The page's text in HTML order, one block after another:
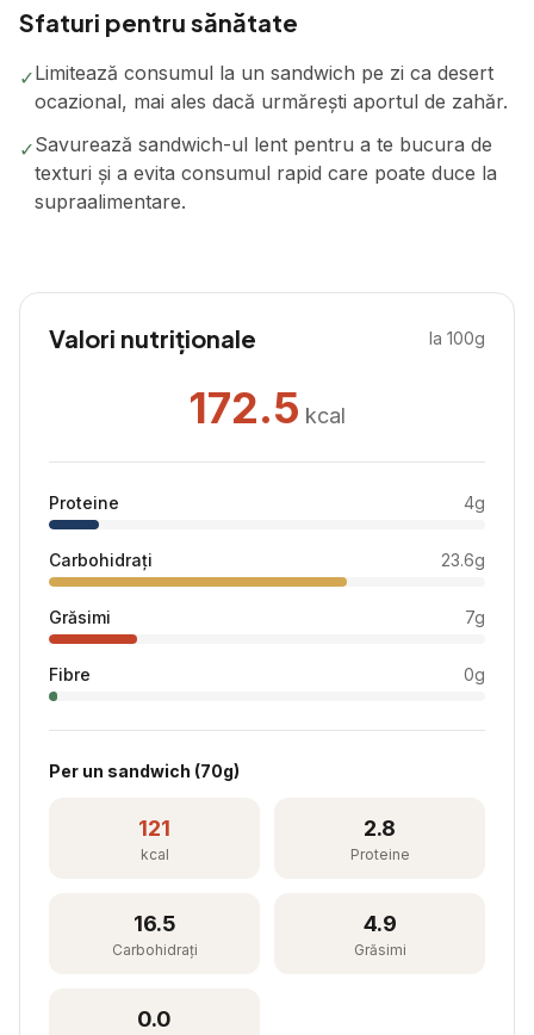
Sfaturi pentru sănătate
✓Limitează consumul la un sandwich pe zi ca desert
ocazional, mai ales dacă urmărești aportul de zahăr.
✓Savurează sandwich-ul lent pentru a te bucura de
texturi și a evita consumul rapid care poate duce la
supraalimentare.
Valori nutriționale la 100g
172.5 kcal
Proteine 4g
Carbohidrați 23.6g
Grăsimi 7g
Fibre 0g
Per un sandwich (70g)
121
kcal
2.8
Proteine
16.5
Carbohidrați
4.9
Grăsimi
0.0